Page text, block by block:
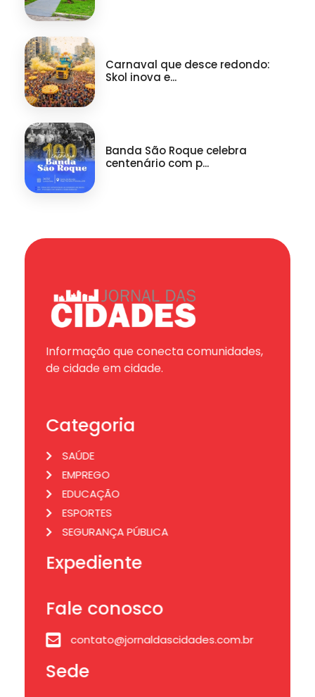
Carnaval que desce redondo:
Skol inova e...
Banda São Roque celebra
centenário com p...
Informação que conecta comunidades,
de cidade em cidade.
Categoria
SAÚDE
EMPREGO
EDUCAÇÃO
ESPORTES
SEGURANÇA PÚBLICA
Expediente
Fale conosco
contato@jornaldascidades.com.br
Sede